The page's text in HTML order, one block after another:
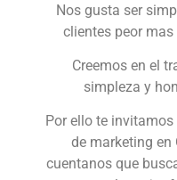
Nos gusta ser
clientes peor
Creemos en el
simpleza y
Por ello te
de marketing en
cuentanos que